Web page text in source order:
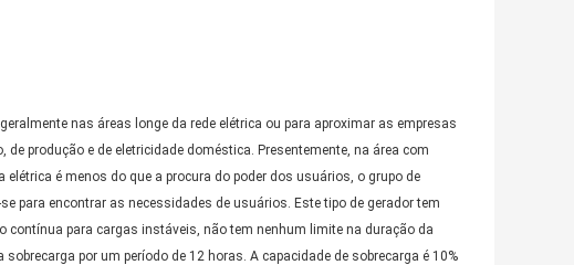
nas áreas longe da rede elétrica ou para aproximar as empresas
produção e de eletricidade doméstica. Presentemente, na área com
é menos do que a procura do poder dos usuários, o grupo de
para encontrar as necessidades de usuários. Este tipo de gerador tem
contínua para cargas instáveis, não tem nenhum limite na duração da
por um período de 12 horas. A capacidade de sobrecarga é 10%